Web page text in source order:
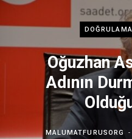
Oğuzhan
Adının
MALUMATFURUSORG